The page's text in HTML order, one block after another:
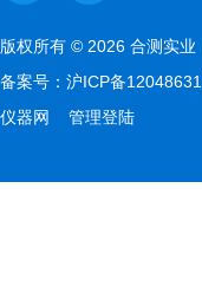
版权所有 © 2026 合测实
备案号： 沪ICP备
仪器网
管理登陆